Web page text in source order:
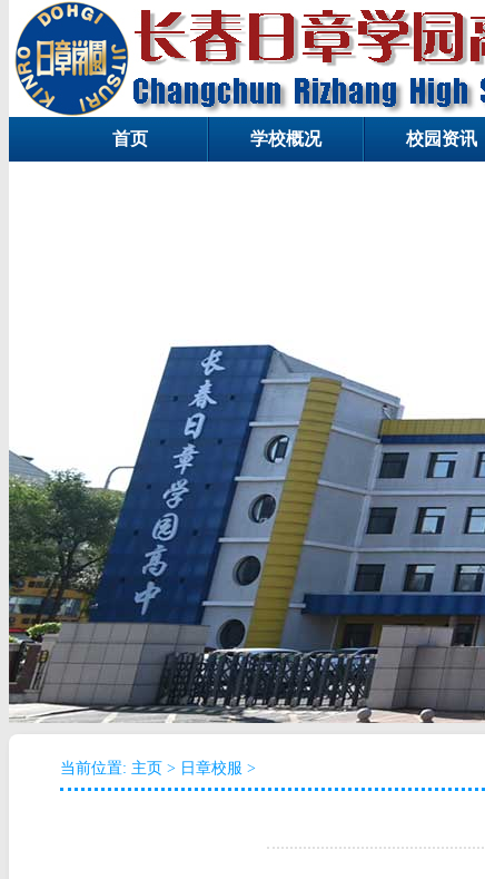
首页 学校概况 校园资讯
当前位置: 主页 > 日章校服 >